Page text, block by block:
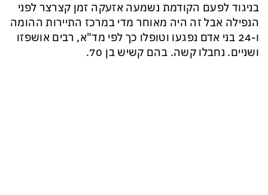
בניגוד לפעם הקודמת נשמעה אזעקה זמן קצרצר לפני
הנפילה אבל זה היה מאוחר מדי במרכז התיירות ההומה
ו-24 בני אדם נפגעו וטופלו כך לפי מד"א, רבים אושפזו
ושניים. נחבלו קשה. בהם קשיש בן 70.